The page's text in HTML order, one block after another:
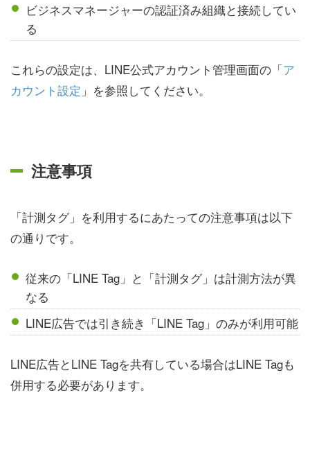
ビジネスマネージャーの認証済み組織と接続してい
る
これらの設定は、LINE公式アカウント管理画面の「ア
カウント設定 」を参照してください。
注意事項
「計測タグ」を利用するにあたっての注意事項は以下
の通りです。
従来の「LINE Tag」と「計測タグ」は計測方法が異
なる
LINE広告では引き続き「LINE Tag」のみが利用可能
LINE広告とLINE Tagを共有している場合はLINE Tagも
併用する必要があります。